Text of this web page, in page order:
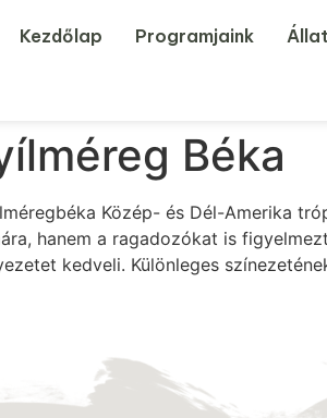
Kezdőlap Programjaink
Béka
Közép- és Dél-Amerika
hanem a ragadozókat is
kedveli. Különleges